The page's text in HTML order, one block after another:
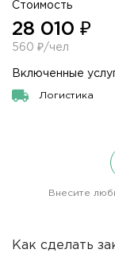
Стоимость
28 010 ₽
560 ₽/чел
Включенные
Логистика
Внесите
Как сделать